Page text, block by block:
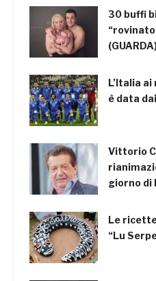
30 buffi
L’Italia
è data
Vittorio
giorno di
Le
“Lu